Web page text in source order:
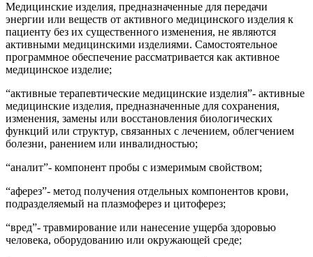
Медицинские изделия, предназначенные для передачи
энергии или веществ от активного медицинского изделия к
пациенту без их существенного изменения, не являются
активными медицинскими изделиями. Самостоятельное
программное обеспечение рассматривается как активное
медицинское изделие;
“активные терапевтические медицинские изделия”- активные
медицинские изделия, предназначенные для сохранения,
изменения, замены или восстановления биологических
функций или структур, связанных с лечением, облегчением
болезни, ранением или инвалидностью;
“аналит”- компонент пробы с измеримым свойством;
“аферез”- метод получения отдельных компонентов крови,
подразделяемый на плазмоферез и цитоферез;
“вред”- травмирование или нанесение ущерба здоровью
человека, оборудованию или окружающей среде;